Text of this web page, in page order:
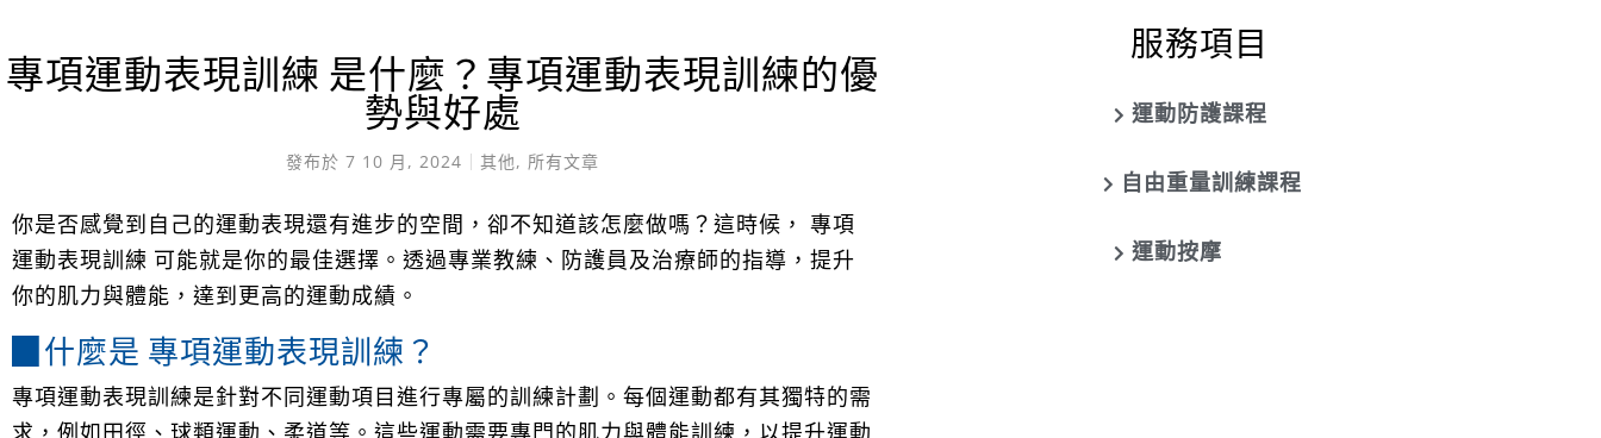
專項運動表現訓練 是什麼？專項運動表現訓練的優
勢與好處
發布於 7 10 月, 2024 其他, 所有文章
你是否感覺到自己的運動表現還有進步的空間，卻不知道該怎麼做嗎？這時候， 專項
運動表現訓練 可能就是你的最佳選擇。透過專業教練、防護員及治療師的指導，提升
你的肌力與體能，達到更高的運動成績。
▉什麼是 專項運動表現訓練？
專項運動表現訓練是針對不同運動項目進行專屬的訓練計劃。每個運動都有其獨特的需
求，例如田徑、球類運動、柔道等。這些運動需要專門的肌力與體能訓練，以提升運動
服務項目
運動防護課程
自由重量訓練課程
運動按摩